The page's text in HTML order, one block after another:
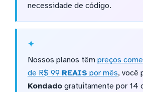
necessidade de código.
Nossos planos têm preços
de R$ 99 REAIS por mês, você
Kondadogratuitamente por 14